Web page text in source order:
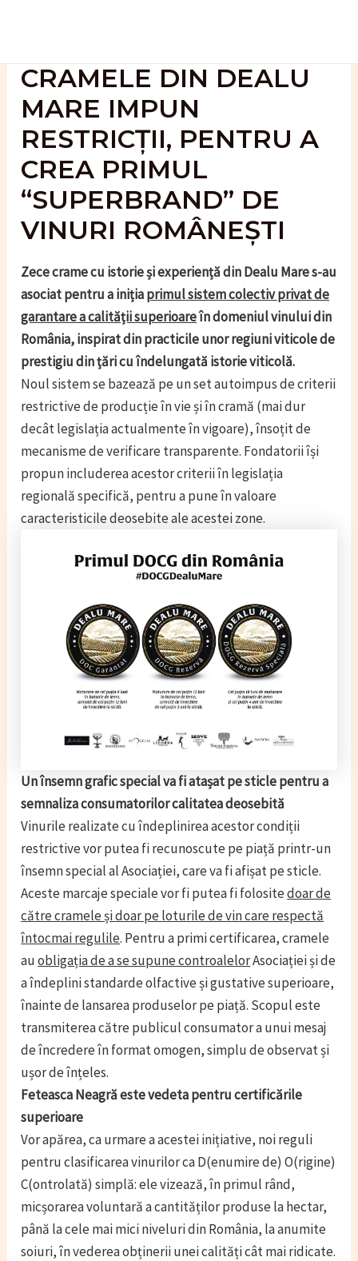
CRAMELE DIN DEALU
MARE IMPUN
RESTRICȚII, PENTRU A
CREA PRIMUL
“SUPERBRAND” DE
VINURI ROMÂNEȘTI
Zece crame cu istorie și experiență din Dealu Mare s-au
asociat pentru a inițiaprimulsistemcolectiv privatde
garantare a calității superioareîn domeniul vinului din
România, inspirat din practicile unor regiuni viticole de
prestigiu din țări cu îndelungată istorie viticolă.
Noul sistem se bazează pe un set autoimpus de criterii
restrictive de producție în vie și în cramă (mai dur
decât legislația actualmente în vigoare), însoțit de
mecanisme de verificare transparente. Fondatorii își
propun includerea acestor criterii în legislația
regională specifică, pentru a pune în valoare
caracteristicile deosebite ale acestei zone.
Unînsemn grafic special va fi atașat pe sticle pentru a
semnalizaconsumatorilor calitatea deosebită
Vinurile realizate cu îndeplinirea acestor condiții
restrictive vor putea fi recunoscute pe piață printr-un
însemn special al Asociației, care va fi afișat pe sticle.
Aceste marcaje speciale vor fi putea fi folositedoar de
către cramele și doar pe loturile de vin care respectă
întocmai regulile. Pentru a primi certificarea, cramele
auobligația de a se supune controalelorAsociației și de
a îndeplini standarde olfactive și gustative superioare,
înainte de lansarea produselor pe piață. Scopul este
transmiterea către publicul consumator a unui mesaj
de încredere în format omogen, simplu de observat și
ușor de înțeles.
Feteasca Neagră este vedeta pentru certificările
superioare
Vor apărea, ca urmare a acestei inițiative, noi reguli
pentru clasificarea vinurilor ca D(enumire de) O(rigine)
C(ontrolată) simplă: ele vizează, în primul rând,
micșorarea voluntară a cantităților produse la hectar,
până la cele mai mici niveluri din România, la anumite
soiuri, în vederea obținerii unei calități cât mai ridicate.